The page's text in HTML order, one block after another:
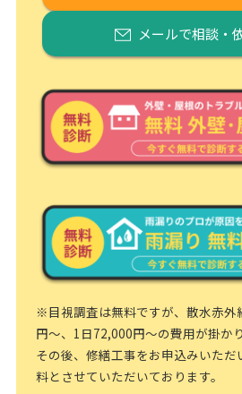
メールで相談・
※目視調査は無料ですが、散水赤外
円～、1日72,000円～の費用が掛かり
その後、修繕工事をお申込みいた
料とさせていただいております。